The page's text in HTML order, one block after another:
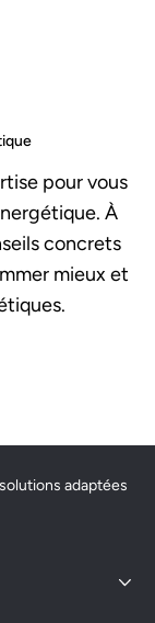
pour vous
À
concrets
mieux et
adaptées